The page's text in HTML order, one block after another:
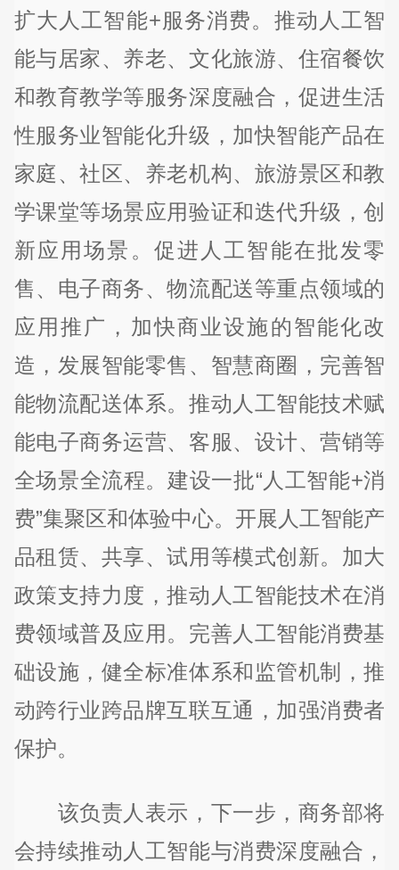
扩大人工智能+服务消费。推动人工智
能与居家、养老、文化旅游、住宿餐饮
和教育教学等服务深度融合，促进生活
性服务业智能化升级，加快智能产品在
家庭、社区、养老机构、旅游景区和教
学课堂等场景应用验证和迭代升级，创
新应用场景。促进人工智能在批发零
售、电子商务、物流配送等重点领域的
应用推广，加快商业设施的智能化改
造，发展智能零售、智慧商圈，完善智
能物流配送体系。推动人工智能技术赋
能电子商务运营、客服、设计、营销等
全场景全流程。建设一批“人工智能+消
费”集聚区和体验中心。开展人工智能产
品租赁、共享、试用等模式创新。加大
政策支持力度，推动人工智能技术在消
费领域普及应用。完善人工智能消费基
础设施，健全标准体系和监管机制，推
动跨行业跨品牌互联互通，加强消费者
保护。
该负责人表示，下一步，商务部将
会持续推动人工智能与消费深度融合，